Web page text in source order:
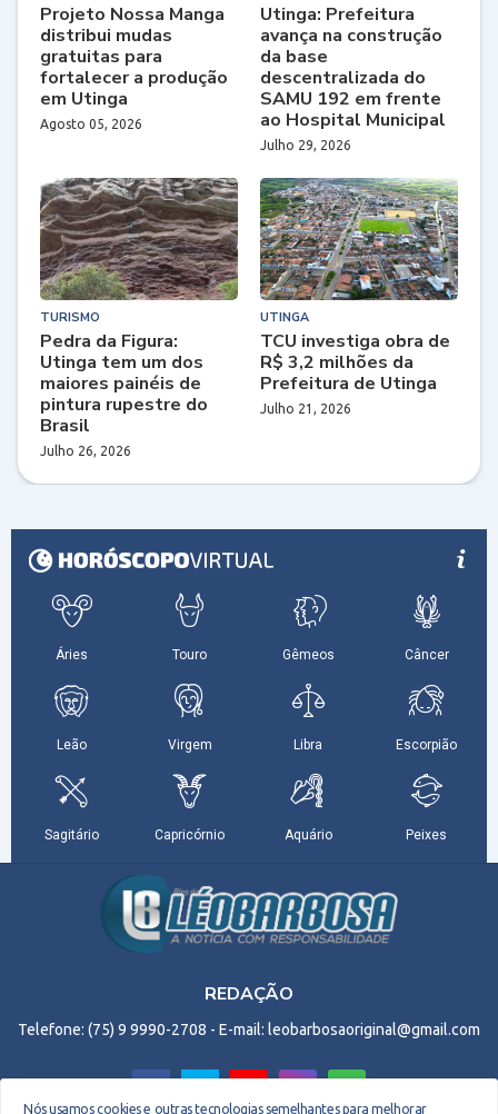
Projeto Nossa Manga
distribui mudas
gratuitas para
fortalecer a produção
em Utinga
Agosto 05, 2026
Utinga: Prefeitura
avança na construção
da base
descentralizada do
SAMU 192 em frente
ao Hospital Municipal
Julho 29, 2026
TURISMO
Pedra da Figura:
Utinga tem um dos
maiores painéis de
pintura rupestre do
Brasil
Julho 26, 2026
UTINGA
TCU investiga obra de
R$ 3,2 milhões da
Prefeitura de Utinga
Julho 21, 2026
REDAÇÃO
Telefone: (75) 9 9990-2708 - E-mail: leobarbosaoriginal@gmail.com
Nós usamos cookies e outras tecnologias semelhantes para melhorar